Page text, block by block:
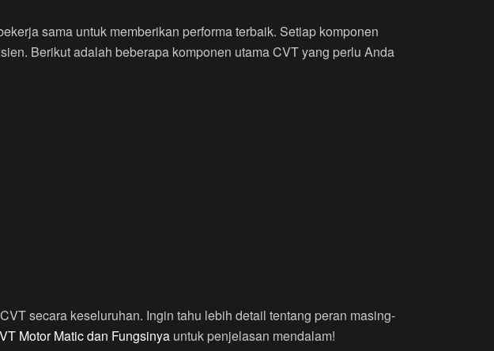
sama untuk memberikan performa terbaik. Setiap komponen
Berikut adalah beberapa komponen utama CVT yang perlu Anda
secara keseluruhan. Ingin tahu lebih detail tentang peran masing-
Motor Matic dan Fungsinya untuk penjelasan mendalam!